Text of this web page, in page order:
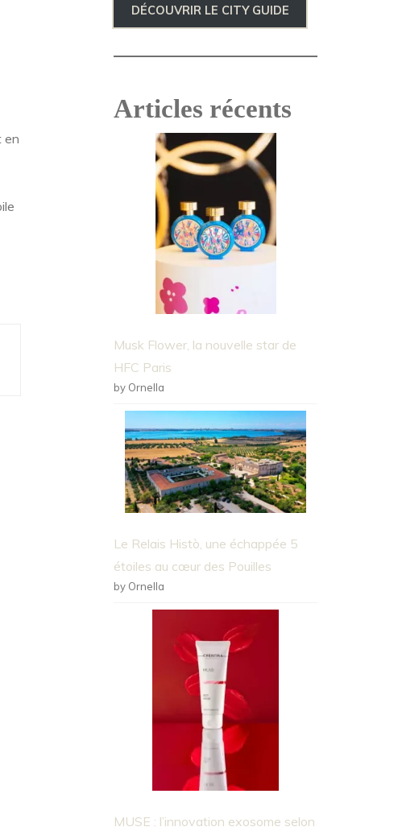
en
DÉCOUVRIR LE CITY GUIDE
Articles récents
Musk Flower, la nouvelle star de
HFC Paris
by Ornella
Le Relais Histò, une échappée 5
étoiles au cœur des Pouilles
by Ornella
MUSE : l’innovation exosome selon